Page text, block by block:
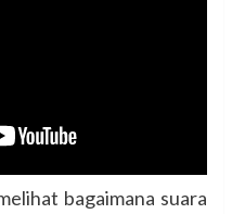
bagaimana suara